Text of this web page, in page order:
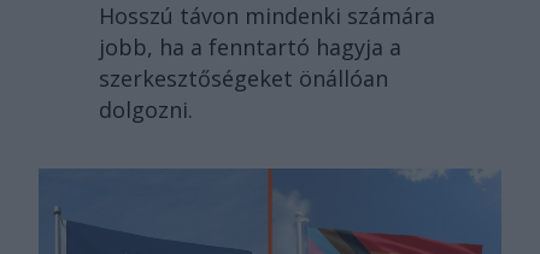
Hosszú távon mindenki számára
jobb, ha a fenntartó hagyja a
szerkesztőségeket önállóan
dolgozni.